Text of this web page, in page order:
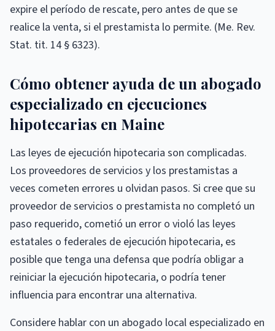
expire el período de rescate, pero antes de que se
realice la venta, si el prestamista lo permite. (Me. Rev.
Stat. tit. 14 § 6323).
Cómo obtener ayuda de un abogado
especializado en ejecuciones
hipotecarias en Maine
Las leyes de ejecución hipotecaria son complicadas.
Los proveedores de servicios y los prestamistas a
veces cometen errores u olvidan pasos. Si cree que su
proveedor de servicios o prestamista no completó un
paso requerido, cometió un error o violó las leyes
estatales o federales de ejecución hipotecaria, es
posible que tenga una defensa que podría obligar a
reiniciar la ejecución hipotecaria, o podría tener
influencia para encontrar una alternativa.
Considere hablar con un abogado local especializado en